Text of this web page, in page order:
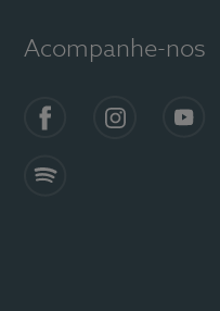
Acompanhe-nos